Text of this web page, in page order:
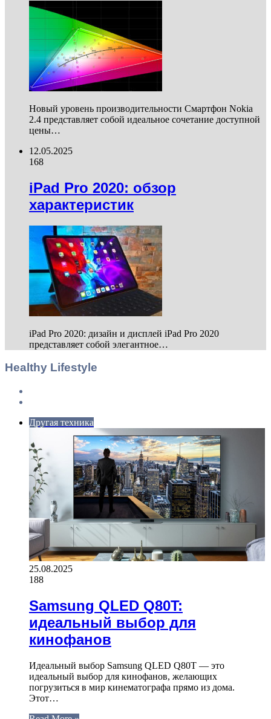
Новый уровень производительности Смартфон Nokia
2.4 представляет собой идеальное сочетание доступной
цены…
12.05.2025
168
iPad Pro 2020: обзор
характеристик
iPad Pro 2020: дизайн и дисплей iPad Pro 2020
представляет собой элегантное…
Healthy Lifestyle
Другая техника
25.08.2025
188
Samsung QLED Q80T:
идеальный выбор для
кинофанов
Идеальный выбор Samsung QLED Q80T — это
идеальный выбор для кинофанов, желающих
погрузиться в мир кинематографа прямо из дома.
Этот…